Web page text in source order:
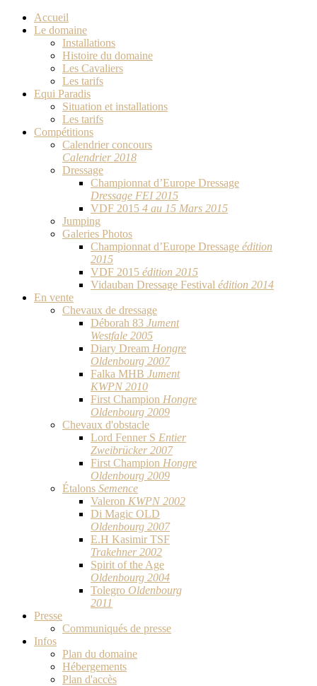
Accueil
Le domaine
Installations
Histoire du domaine
Les Cavaliers
Les tarifs
Equi Paradis
Situation et installations
Les tarifs
Compétitions
Calendrier concours
Calendrier 2018
Dressage
Championnat d’Europe Dressage
Dressage FEI 2015
VDF 2015 4 au 15 Mars 2015
Jumping
Galeries Photos
Championnat d’Europe Dressage édition
2015
VDF 2015 édition 2015
Vidauban Dressage Festival édition 2014
En vente
Chevaux de dressage
Déborah 83 Jument
Westfale 2005
Diary Dream Hongre
Oldenbourg 2007
Falka MHB Jument
KWPN 2010
First Champion Hongre
Oldenbourg 2009
Chevaux d'obstacle
Lord Fenner S Entier
Zweibrücker 2007
First Champion Hongre
Oldenbourg 2009
Étalons Semence
Valeron KWPN 2002
Di Magic OLD
Oldenbourg 2007
E.H Kasimir TSF
Trakehner 2002
Spirit of the Age
Oldenbourg 2004
Tolegro Oldenbourg
2011
Presse
Communiqués de presse
Infos
Plan du domaine
Hébergements
Plan d'accès